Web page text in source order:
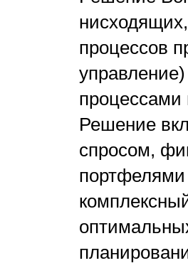
процессов
процессами
Решение
спросом,
портфелями